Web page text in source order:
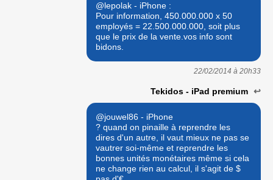
@lepolak - iPhone :
Pour information, 450.000.000 x 50
employés = 22.500.000.000, soit plus
que le prix de la vente.vos info sont
bidons.
22/02/2014 à 20h33
Tekidos - iPad premium ↩
@jouwel86 - iPhone
? quand on pinaille à reprendre les
dires d'un autre, il vaut mieux ne pas se
vautrer soi-même et reprendre les
bonnes unités monétaires même si cela
ne change rien au calcul, il s'agit de $